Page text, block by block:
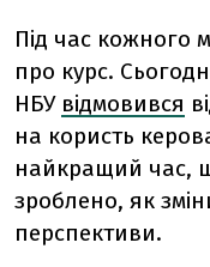
Під час кожного
про курс.
НБУ відмовився
на користь
найкращий час,
зроблено, як
перспективи.